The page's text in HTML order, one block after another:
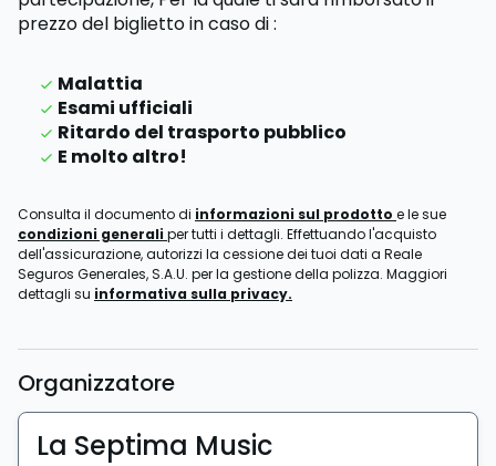
prezzo del bigliettoin caso di:
Malattia
Esami ufficiali
Ritardo del trasporto pubblico
E molto altro!
Consulta il documento di informazioni sul prodotto e le sue
condizioni generali per tutti i dettagli. Effettuando l'acquisto
dell'assicurazione, autorizzi la cessione dei tuoi dati a Reale
Seguros Generales, S.A.U. per la gestione della polizza. Maggiori
dettagli su informativa sulla privacy.
Organizzatore
La Septima Music